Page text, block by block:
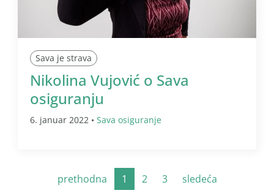
Sava je strava
Nikolina Vujović o Sava
osiguranju
6. januar 2022 • Sava osiguranje
prethodna 1 2 3 sledeća